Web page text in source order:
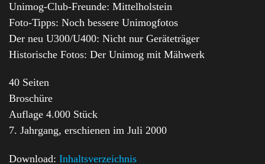
Unimog-Club-Freunde: Mittelholstein
Foto-Tipps: Noch bessere Unimogfotos
Der neu U300/U400: Nicht nur Geräteträger
Historische Fotos: Der Unimog mit Mähwerk
40 Seiten
Broschüre
Auflage 4.000 Stück
7. Jahrgang, erschienen im Juli 2000
Download: Inhaltsverzeichnis